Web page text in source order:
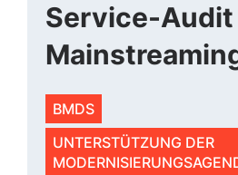
Service-Audit
BMDS
UNTERSTÜTZUNG DER